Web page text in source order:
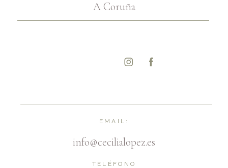
EMAIL:
info@cecilialopez.es
A Coruña
TELÉFONO